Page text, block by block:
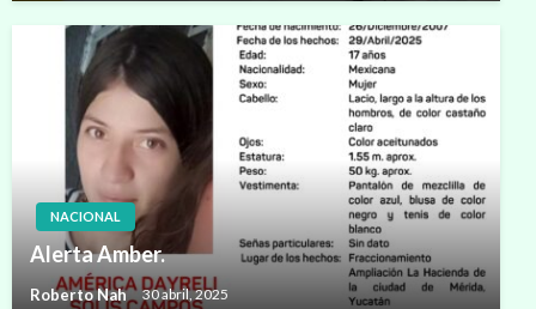
NACIONAL
Alerta Amber.
Roberto Nah 30 abril, 2025